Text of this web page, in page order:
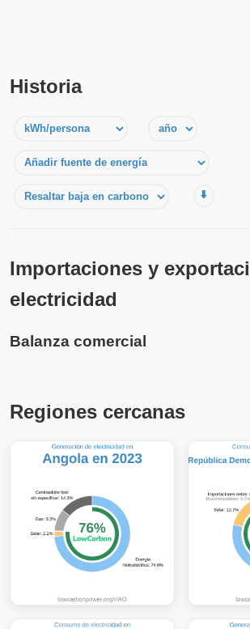
Historia
⬇️
Importaciones y
electricidad
Balanza comercial
Regiones cercanas